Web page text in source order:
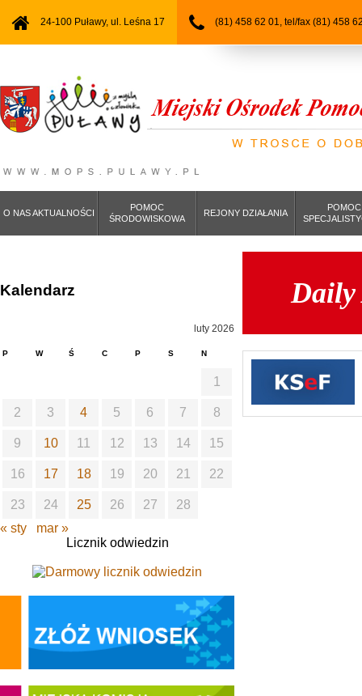
24-100 Puławy, ul. Leśna 17 (81) 458 62 01, tel/fax (81) 458
O NAS AKTUALNOŚCI
POMOC
ŚRODOWISKOWA
REJONY DZIAŁANIA
POMOC
Kalendarz
luty 2026
P W Ś C P S N
1
2 3 4 5 6 7 8
9 10 11 12 13 14 15
16 17 18 19 20 21 22
23 24 25 26 27
28
« sty
mar »
Licznik odwiedzin